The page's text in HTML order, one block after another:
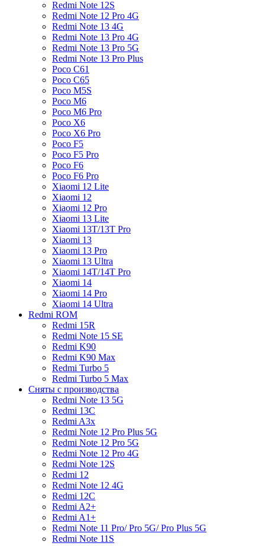
Redmi Note 12S
Redmi Note 12 Pro 4G
Redmi Note 13 4G
Redmi Note 13 Pro 4G
Redmi Note 13 Pro 5G
Redmi Note 13 Pro Plus
Poco C61
Poco C65
Poco M5S
Poco M6
Poco M6 Pro
Poco X6
Poco X6 Pro
Poco F5
Poco F5 Pro
Poco F6
Poco F6 Pro
Xiaomi 12 Lite
Xiaomi 12
Xiaomi 12 Pro
Xiaomi 13 Lite
Xiaomi 13T/13T Pro
Xiaomi 13
Xiaomi 13 Pro
Xiaomi 13 Ultra
Xiaomi 14T/14T Pro
Xiaomi 14
Xiaomi 14 Pro
Xiaomi 14 Ultra
Redmi ROM
Redmi 15R
Redmi Note 15 SE
Redmi K90
Redmi K90 Max
Redmi Turbo 5
Redmi Turbo 5 Max
Сняты с производства
Redmi Note 13 5G
Redmi 13C
Redmi A3x
Redmi Note 12 Pro Plus 5G
Redmi Note 12 Pro 5G
Redmi Note 12 Pro 4G
Redmi Note 12S
Redmi 12
Redmi Note 12 4G
Redmi 12C
Redmi A2+
Redmi A1+
Redmi Note 11 Pro/ Pro 5G/ Pro Plus 5G
Redmi Note 11S